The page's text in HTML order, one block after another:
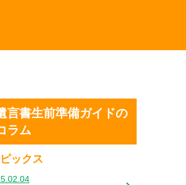
言書生前準備ガイドの
ラム
ピックス